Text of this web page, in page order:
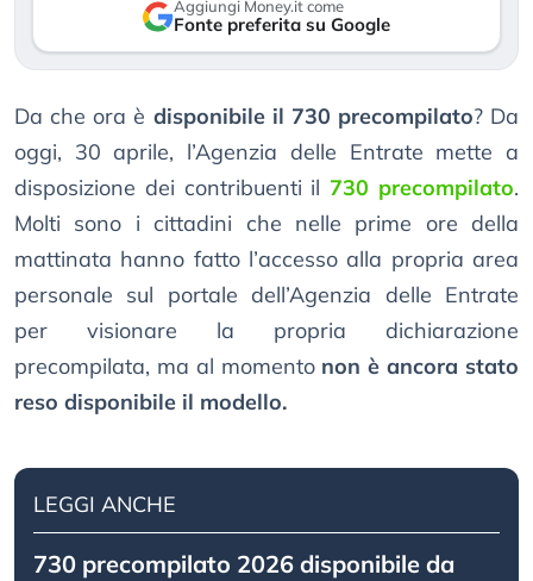
Aggiungi Money.it come
Fonte preferita su Google
Da che ora è disponibile il 730 precompilato? Da
oggi, 30 aprile, l’Agenzia delle Entrate mette a
disposizione dei contribuenti il 730 precompilato.
Molti sono i cittadini che nelle prime ore della
mattinata hanno fatto l’accesso alla propria area
personale sul portale dell’Agenzia delle Entrate
per visionare la propria dichiarazione
precompilata, ma al momento non è ancora stato
reso disponibile il modello.
LEGGI ANCHE
730 precompilato 2026 disponibile da